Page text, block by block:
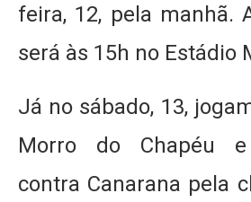
feira, 12, pela manhã.
será às 15h no Estádio
Já no sábado, 13,
Morro do Chapéu e
contra Canarana pela